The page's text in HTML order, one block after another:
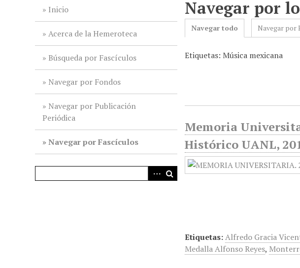
Inicio
Acerca de la Hemeroteca
Búsqueda por Fascículos
Navegar por Fondos
Navegar por Publicación
Periódica
Navegar por Fascículos
Navegar por
Navegar todo Navegar por
Etiquetas: Música mexicana
Memoria
Histórico UANL,
Etiquetas:Alfredo Gracia
Medalla Alfonso Reyes,